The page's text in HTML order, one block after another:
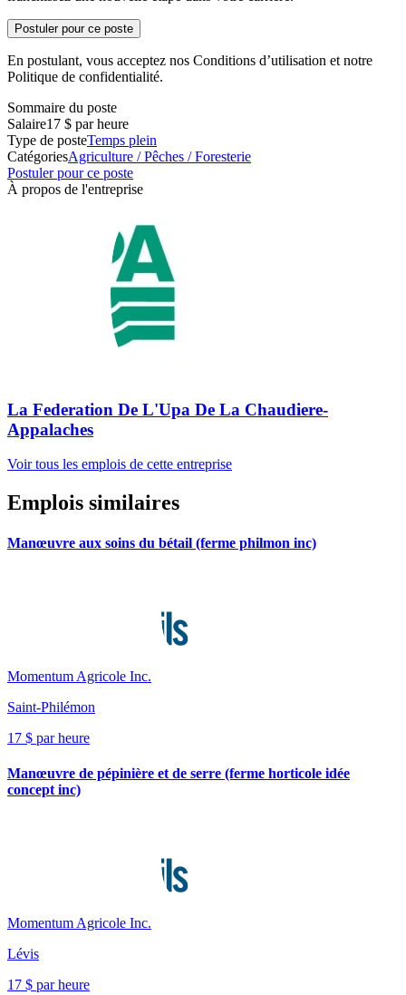
Postuler pour ce poste
En postulant, vous acceptez nos Conditions d’utilisation et notre
Politique de confidentialité.
Sommaire du poste
Salaire17 $ par heure
Type de posteTemps plein
CatégoriesAgriculture / Pêches / Foresterie
Postuler pour ce poste
À propos de l'entreprise
La Federation De L'Upa De La Chaudiere-
Appalaches
Voir tous les emplois de cette entreprise
Emplois similaires
Manœuvre aux soins du bétail (ferme philmon inc)
Momentum Agricole Inc.
Saint-Philémon
17 $ par heure
Manœuvre de pépinière et de serre (ferme horticole idée
concept inc)
Momentum Agricole Inc.
Lévis
17 $ par heure